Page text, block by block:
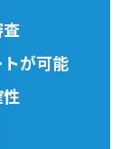
が可能